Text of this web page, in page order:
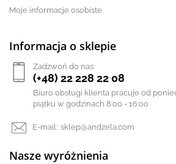
Moje informacje osobiste
Informacja o sklepie
Zadzwoń do nas:
(+48) 22 228 22 08
Biuro obsługi klienta pracuje od
piątku w godzinach 8:00 - 16:00
E-mail: sklep@andzela.com
Nasze wyróżnienia